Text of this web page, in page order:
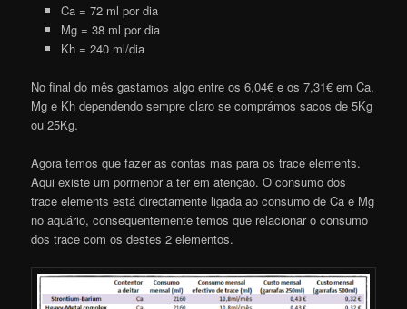
Ca = 72 ml por dia
Mg = 38 ml por dia
Kh = 240 ml/dia
No final do mês gastamos algo entre os 6,04€ e os 7,31€ em Ca,
Mg e Kh dependendo sempre claro se comprámos sacos de 5Kg
ou 25Kg.
Agora temos que fazer as contas mas para os trace elements.
Aqui existe um pormenor a ter em atenção. O consumo dos
trace elements está directamente ligada ao consumo de Ca e Mg
no aquário, consequentemente temos que relacionar o consumo
dos trace com os destes 2 elementos.